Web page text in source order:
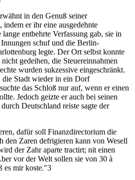
in den Genuß seiner
indem er ihr eine ausgedehnte
entbehrte Verfassung gab, sie in
schuf und die Berlin-
legte. Der Ort selbst konnte
gedeihen, die Steuereinnahmen
wurden sukzessive eingeschränkt.
die Stadt wieder in ein Dorf
das Schloß nur auf, wenn er einen
Jedoch geizte er auch bei seinen
Deutschland reiste sagte der
dafür soll Finanzdirectorium die
den Zaren defrigieren kann von Wesell
der Zahr aparte tractirt; nit einen
vor der Welt sollen sie von 30 à
es mir koste."3